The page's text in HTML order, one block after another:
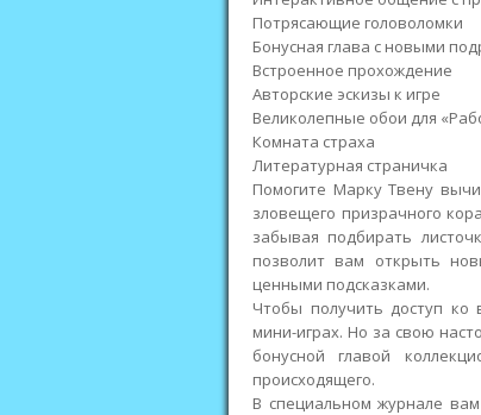
Потрясающие головоломки
Бонусная глава с новыми
Встроенное прохождение
Авторские эскизы к игре
Великолепные обои для
Комната страха
Литературная страничка
Помогите Марку Твену
зловещего призрачного
забывая подбирать
позволит вам открыть
ценными подсказками.
Чтобы получить доступ ко
мини-играх. Но за свою
бонусной главой
происходящего.
В специальном журнале